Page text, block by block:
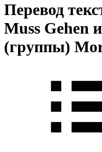
Перевод
Muss Gehen
(группы)